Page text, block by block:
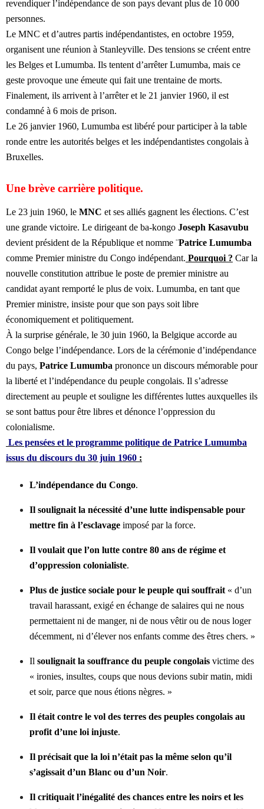
revendiquer l’indépendance de son pays devant plus de 10 000
personnes.
Le MNC et d’autres partis indépendantistes, en octobre 1959,
organisent une réunion à Stanleyville. Des tensions se créent entre
les Belges et Lumumba. Ils tentent d’arrêter Lumumba, mais ce
geste provoque une émeute qui fait une trentaine de morts.
Finalement, ils arrivent à l’arrêter et le 21 janvier 1960, il est
condamné à 6 mois de prison.
Le 26 janvier 1960, Lumumba est libéré pour participer à la table
ronde entre les autorités belges et les indépendantistes congolais à
Bruxelles.
Une brève carrière politique.
Le 23 juin 1960, le MNC et ses alliés gagnent les élections. C’est
une grande victoire. Le dirigeant de ba-kongo Joseph Kasavubu
devient président de la République et nomme ¨Patrice Lumumba
comme Premier ministre du Congo indépendant. Pourquoi ? Car la
nouvelle constitution attribue le poste de premier ministre au
candidat ayant remporté le plus de voix. Lumumba, en tant que
Premier ministre, insiste pour que son pays soit libre
économiquement et politiquement.
À la surprise générale, le 30 juin 1960, la Belgique accorde au
Congo belge l’indépendance. Lors de la cérémonie d’indépendance
du pays, Patrice Lumumba prononce un discours mémorable pour
la liberté et l’indépendance du peuple congolais. Il s’adresse
directement au peuple et souligne les différentes luttes auxquelles ils
se sont battus pour être libres et dénonce l’oppression du
colonialisme.
Les pensées et le programme politique de Patrice Lumumba
issus du discours du 30 juin 1960 :
L’indépendance du Congo.
Il soulignait la nécessité d’une lutte indispensable pour
mettre fin à l’esclavage imposé par la force.
Il voulait que l’on lutte contre 80 ans de régime et
d’oppression colonialiste.
Plus de justice sociale pour le peuple qui souffrait « d’un
travail harassant, exigé en échange de salaires qui ne nous
permettaient ni de manger, ni de nous vêtir ou de nous loger
décemment, ni d’élever nos enfants comme des êtres chers. »
Il soulignait la souffrance du peuple congolais victime des
« ironies, insultes, coups que nous devions subir matin, midi
et soir, parce que nous étions nègres. »
Il était contre le vol des terres des peuples congolais au
profit d’une loi injuste.
Il précisait que la loi n’était pas la même selon qu’il
s’agissait d’un Blanc ou d’un Noir.
Il critiquait l’inégalité des chances entre les noirs et les